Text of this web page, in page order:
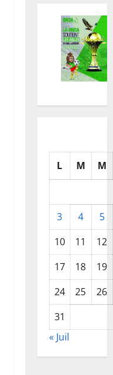
L M M
3 4
5
10
11
12
17
18
19
24
25
26
31
« Juil